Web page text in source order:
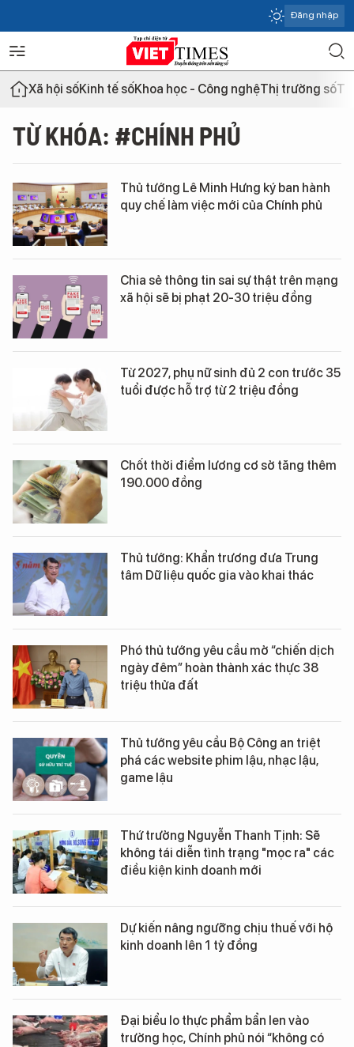
Đăng nhập
Xã hội sốKinh tế sốKhoa học - Công nghệThị trường số
TỪ KHÓA: #CHÍNH PHỦ
Thủ tướng Lê Minh Hưng ký ban hành
quy chế làm việc mới của Chính phủ
Chia sẻ thông tin sai sự thật trên mạng
xã hội sẽ bị phạt 20-30 triệu đồng
Từ 2027, phụ nữ sinh đủ 2 con trước 35
tuổi được hỗ trợ từ 2 triệu đồng
Chốt thời điểm lương cơ sở tăng thêm
190.000 đồng
Thủ tướng: Khẩn trương đưa Trung
tâm Dữ liệu quốc gia vào khai thác
Phó thủ tướng yêu cầu mở “chiến dịch
ngày đêm” hoàn thành xác thực 38
triệu thửa đất
Thủ tướng yêu cầu Bộ Công an triệt
phá các website phim lậu, nhạc lậu,
game lậu
Thứ trưởng Nguyễn Thanh Tịnh: Sẽ
không tái diễn tình trạng "mọc ra" các
điều kiện kinh doanh mới
Dự kiến nâng ngưỡng chịu thuế với hộ
kinh doanh lên 1 tỷ đồng
Đại biểu lo thực phẩm bẩn len vào
trường học, Chính phủ nói “không có